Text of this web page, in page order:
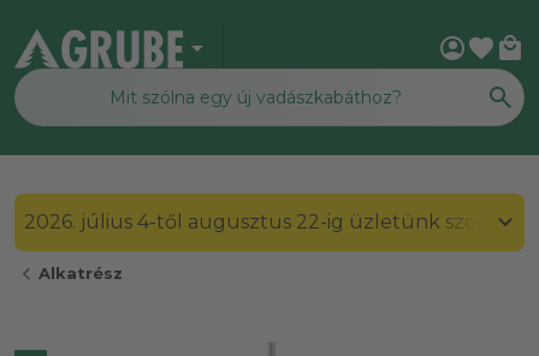
arrow_drop_down account_circlefavorite local_mall
2026. július 4-től augusztus 22-ig üzletünk
chevron_left Alkatrész